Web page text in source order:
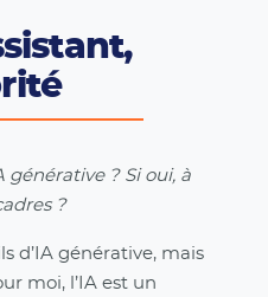
générative ? Si oui, à
?
d’IA générative, mais
moi, l’IA est un